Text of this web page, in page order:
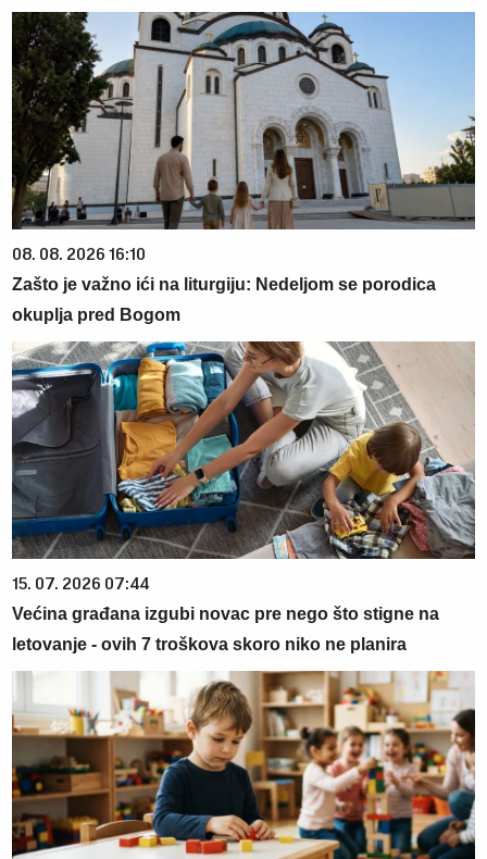
08. 08. 2026 16:10
Zašto je važno ići na liturgiju: Nedeljom se porodica
okuplja pred Bogom
15. 07. 2026 07:44
Većina građana izgubi novac pre nego što stigne na
letovanje - ovih 7 troškova skoro niko ne planira